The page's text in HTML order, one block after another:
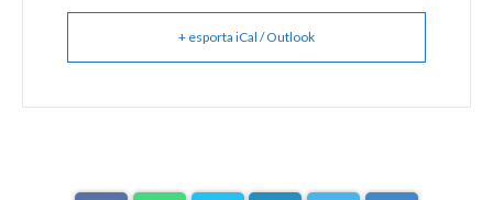
+ esporta iCal / Outlook